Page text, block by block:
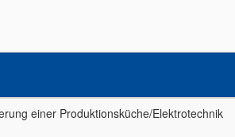
einer Produktionsküche/Elektrotechnik